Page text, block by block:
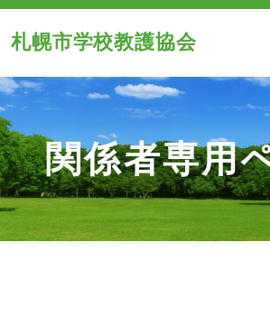
札幌市学校教護協会
関係者専用